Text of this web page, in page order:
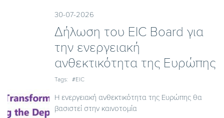
30-07-2026
Δήλωση του EIC Board για
την ενεργειακή
ανθεκτικότητα της Ευρώπης
Tags: #EIC
Η ενεργειακή ανθεκτικότητα της Ευρώπης θα
βασιστεί στην καινοτομία